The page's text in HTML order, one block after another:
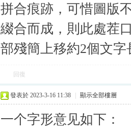
拼合痕跡，可惜圖版
綴合而成，則此處茬
部殘簡上移約2個文
回復
發表於 2023-3-16 11:38 顯示全部樓層
一个字形意见如下：